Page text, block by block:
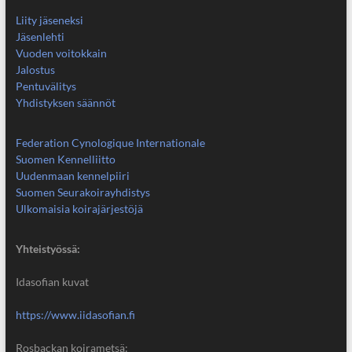
Liity jäseneksi
Jäsenlehti
Vuoden voitokkain
Jalostus
Pentuvälitys
Yhdistyksen säännöt
Federation Cynologique Internationale
Suomen Kennelliitto
Uudenmaan kennelpiiri
Suomen Seurakoirayhdistys
Ulkomaisia koirajärjestöjä
Yhteistyössä:
Idasofian kuvat
https://www.iidasofian.fi
Rosbackan koirametsä: